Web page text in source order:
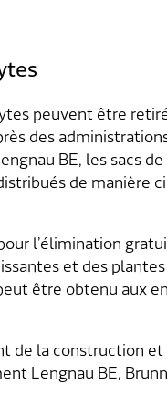
peuvent être
des
BE, les sacs
de manière
l’élimination
et des plantes
être obtenu aux
de la construction et
Lengnau BE,